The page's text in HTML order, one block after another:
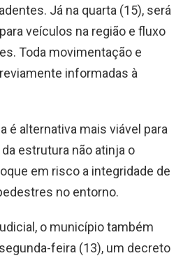
Já na quarta (15), será
veículos na região e fluxo
Toda movimentação e
informadas à
é alternativa mais viável para
estrutura não atinja o
em risco a integridade de
no entorno.
o município também
feira (13), um decreto